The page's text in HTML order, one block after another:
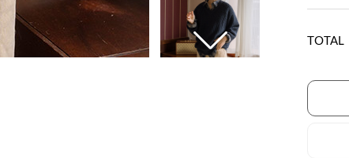
TOTAL